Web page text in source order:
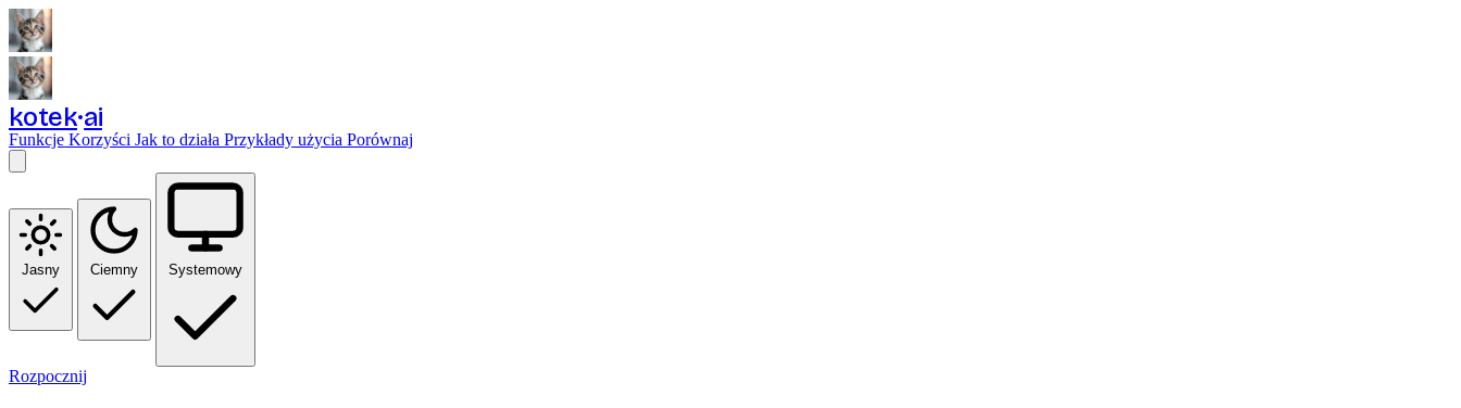
kotek ai
Funkcje Korzyści Jak to działa Przykłady użycia Porównaj
Jasny Ciemny Systemowy
Rozpocznij